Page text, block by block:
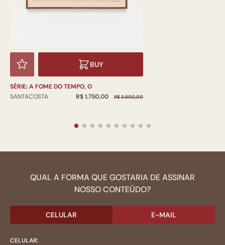
BUY
SÉRIE: A FOME DO TEMPO, O
SANTACOSTA
R$ 1.750,00 R$ 3.500,00
QUAL A FORMA QUE GOSTARIA DE ASSINAR
NOSSO CONTEÚDO?
CELULAR E-MAIL
CELULAR: